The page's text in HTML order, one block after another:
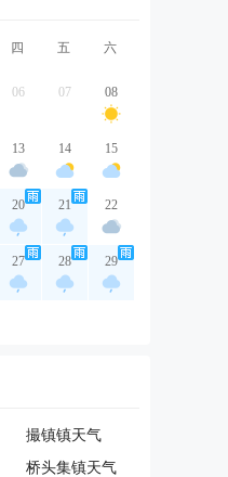
四 五 六
06 07 08
13 14 15
20 21 22
27 28 29
撮镇镇天气
桥头集镇天气